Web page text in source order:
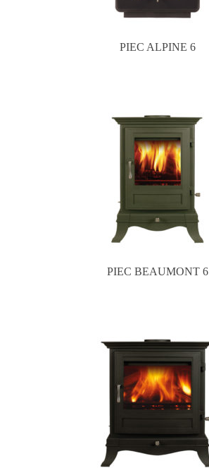
PIEC ALPINE 6
PIEC BEAUMONT 6